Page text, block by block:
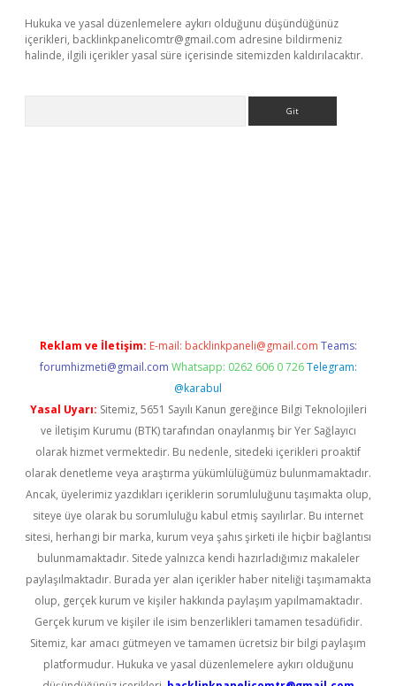
Hukuka ve yasal düzenlemelere aykırı olduğunu düşündüğünüz
içerikleri, backlinkpanelicomtr@gmail.com adresine bildirmeniz
halinde, ilgili içerikler yasal süre içerisinde sitemizden kaldırılacaktır.
Reklam ve İletişim: E-mail: backlinkpaneli@gmail.com Teams:
forumhizmeti@gmail.com Whatsapp: 0262 606 0 726 Telegram:
@karabul
Yasal Uyarı: Sitemiz, 5651 Sayılı Kanun gereğince Bilgi Teknolojileri
ve İletişim Kurumu (BTK) tarafından onaylanmış bir Yer Sağlayıcı
olarak hizmet vermektedir. Bu nedenle, sitedeki içerikleri proaktif
olarak denetleme veya araştırma yükümlülüğümüz bulunmamaktadır.
Ancak, üyelerimiz yazdıkları içeriklerin sorumluluğunu taşımakta olup,
siteye üye olarak bu sorumluluğu kabul etmiş sayılırlar. Bu internet
sitesi, herhangi bir marka, kurum veya şahıs şirketi ile hiçbir bağlantısı
bulunmamaktadır. Sitede yalnızca kendi hazırladığımız makaleler
paylaşılmaktadır. Burada yer alan içerikler haber niteliği taşımamakta
olup, gerçek kurum ve kişiler hakkında paylaşım yapılmamaktadır.
Gerçek kurum ve kişiler ile isim benzerlikleri tamamen tesadüfidir.
Sitemiz, kar amacı gütmeyen ve tamamen ücretsiz bir bilgi paylaşım
platformudur. Hukuka ve yasal düzenlemelere aykırı olduğunu